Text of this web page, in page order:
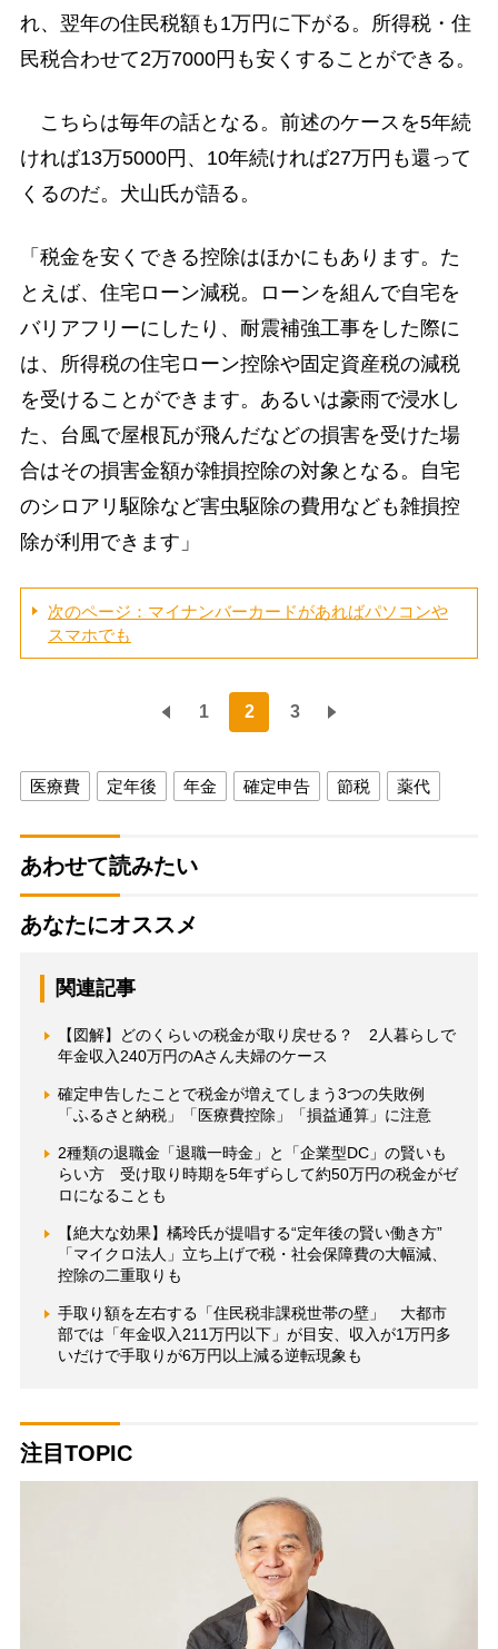
れ、翌年の住民税額も1万円に下がる。所得税・住
民税合わせて2万7000円も安くすることができる。
こちらは毎年の話となる。前述のケースを5年続
ければ13万5000円、10年続ければ27万円も還って
くるのだ。犬山氏が語る。
「税金を安くできる控除はほかにもあります。た
とえば、住宅ローン減税。ローンを組んで自宅を
バリアフリーにしたり、耐震補強工事をした際に
は、所得税の住宅ローン控除や固定資産税の減税
を受けることができます。あるいは豪雨で浸水し
た、台風で屋根瓦が飛んだなどの損害を受けた場
合はその損害金額が雑損控除の対象となる。自宅
のシロアリ駆除など害虫駆除の費用なども雑損控
除が利用できます」
次のページ：マイナンバーカードがあればパソコンや
スマホでも
1 2 3
医療費 定年後 年金 確定申告 節税 薬代
あわせて読みたい
あなたにオススメ
関連記事
【図解】どのくらいの税金が取り戻せる？ 2人暮らしで
年金収入240万円のAさん夫婦のケース
確定申告したことで税金が増えてしまう3つの失敗例
「ふるさと納税」「医療費控除」「損益通算」に注意
2種類の退職金「退職一時金」と「企業型DC」の賢いも
らい方 受け取り時期を5年ずらして約50万円の税金がゼ
ロになることも
【絶大な効果】橘玲氏が提唱する“定年後の賢い働き方”
「マイクロ法人」立ち上げで税・社会保障費の大幅減、
控除の二重取りも
手取り額を左右する「住民税非課税世帯の壁」 大都市
部では「年金収入211万円以下」が目安、収入が1万円多
いだけで手取りが6万円以上減る逆転現象も
注目TOPIC